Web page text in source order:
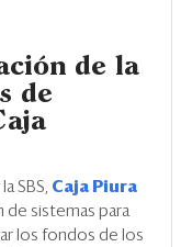
de la
de
SBS, Caja Piura
de sistemas para
los fondos de los